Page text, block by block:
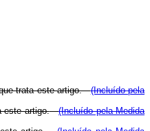
que trata este artigo.(Incluído pela
este artigo.
(Incluído pela Medida